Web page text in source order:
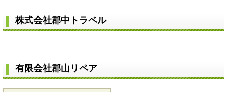
株式会社郡中トラベル
有限会社郡山リペア